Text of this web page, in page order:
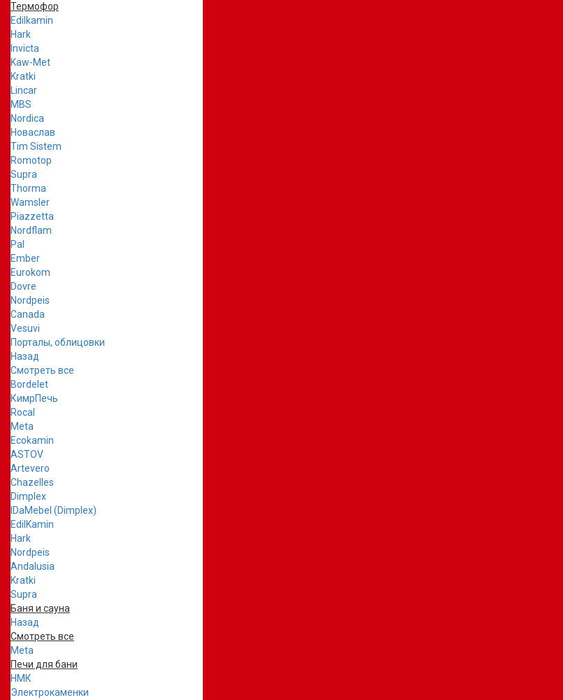
Термофор
Edilkamin
Hark
Invicta
Kaw-Met
Kratki
Lincar
MBS
Nordica
Новаслав
Tim Sistem
Romotop
Supra
Thorma
Wamsler
Piazzetta
Nordflam
Pal
Ember
Eurokom
Dovre
Nordpeis
Canada
Vesuvi
Порталы, облицовки
Назад
Смотреть все
Bordelet
КимрПечь
Rocal
Meta
Ecokamin
ASTOV
Artevero
Chazelles
Dimplex
IDaMebel (Dimplex)
EdilKamin
Hark
Nordpeis
Andalusia
Kratki
Supra
Баня и сауна
Назад
Смотреть все
Meta
Печи для бани
НМК
Электрокаменки